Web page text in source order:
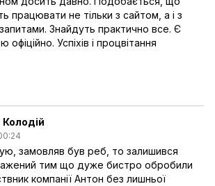
працювати не тільки з сайтом, а і з
Знайдуть практично все. Є
Успіхів і процвітання
замовляв був реб, то залишився
тим що дуже бистро обробили
компанії Антон без лишньої